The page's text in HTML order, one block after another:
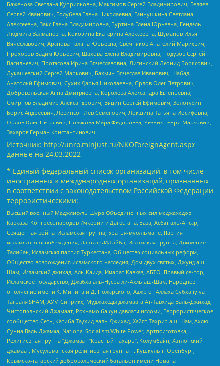
Баженова Светлана Куприяновна, Максимов Сергей Владимирович, Беляев
Сергей Иванович, Голубева Елена Николаевна, Ганнушкина Светлана
Алексеевна, Закс Елена Владимировна, Буртина Елена Юрьевна, Гендель
Людмила Залмановна, Кокорина Екатерина Алексеевна, Шуманов Илья
Вячеславович, Арапова Галина Юрьевна, Свечников Анатолий Мариевич,
Прохоров Вадим Юрьевич, Шахова Елена Владимировна, Подузов Сергей
Васильевич, Протасова Ирина Вячеславовна, Литинский Леонид Борисович,
Лукашевский Сергей Маркович, Бахмин Вячеслав Иванович, Шабад
Анатолий Ефимович, Сухих Дарья Николаевна, Орлов Олег Петрович,
Добровольская Анна Дмитриевна, Королева Александра Евгеньевна,
Смирнов Владимир Александрович, Вицин Сергей Ефимович, Золотухин
Борис Андреевич, Левинсон Лев Семенович, Локшина Татьяна Иосифовна,
Орлов Олег Петрович, Полякова Мара Федоровна, Резник Генри Маркович,
Захаров Герман Константинович
Источник: http://unro.minjust.ru/NKOForeignAgent.aspx
данные на 24.03.2022
* Единый федеральный список организаций, в том числе
иностранных и международных организаций, признанных
в соответствии с законодательством Российской Федерации
террористическими:
Высший военный Маджлисуль Шура Объединенных сил моджахедов
Кавказа, Конгресс народов Ичкерии и Дагестана, База, Асбат аль-Ансар,
Священная война, Исламская группа, Братья-мусульмане, Партия
исламского освобождения, Лашкар-И-Тайба, Исламская группа, Движение
Талибан, Исламская партия Туркестана, Общество социальных реформ,
Общество возрождения исламского наследия, Дом двух святых, Джунд аш-
Шам, Исламский джихад, Аль-Каида, Имарат Кавказ, АБТО, Правый сектор,
Исламское государство, Джабха аль-Нусра ли-Ахль аш-Шам, Народное
ополчение имени К. Минина и Д. Пожарского, Аджр от Аллаха Субхану уа
Тагьаля SHAM, АУМ Синрике, Муджахеды джамаата Ат-Тавхида Валь-Джихад,
Чистопольский Джамаат, Рохнамо ба суи давлати исломи, Террористическое
сообщество Сеть, Катиба Таухид валь-Джихад, Хайят Тахрир аш-Шам, Ахлю
Сунна Валь Джамаа, National Socialism/White Power, Артподготовка,
Религиозная группа “Джамаат “Красный пахарь”, Колумбайн, Хатлонский
джамаат, Мусульманская религиозная группа п. Кушкуль г. Оренбург,
Крымско-татарский добровольческий батальон имени Номана